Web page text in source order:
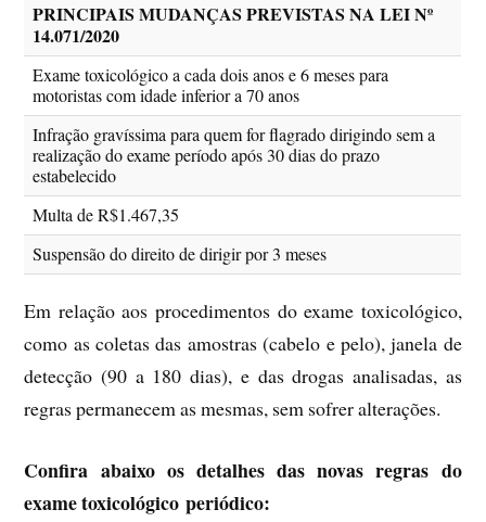
PRINCIPAIS MUDANÇAS PREVISTAS NA LEI Nº
14.071/2020
Exame toxicológico a cada dois anos e 6 meses para
motoristas com idade inferior a 70 anos
Infração gravíssima para quem for flagrado dirigindo sem a
realização do exame período após 30 dias do prazo
estabelecido
Multa de R$1.467,35
Suspensão do direito de dirigir por 3 meses
Em relação aos procedimentos do exame toxicológico,
como as coletas das amostras (cabelo e pelo), janela de
detecção (90 a 180 dias), e das drogas analisadas, as
regras permanecem as mesmas, sem sofrer alterações.
Confira abaixo os detalhes das novas regras do
exame toxicológico periódico: